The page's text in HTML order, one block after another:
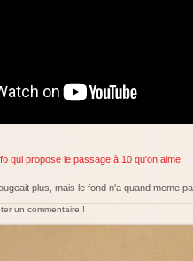
qui propose le passage à 10 qu'on aime
plus, mais le fond n'a quand meme
un commentaire !